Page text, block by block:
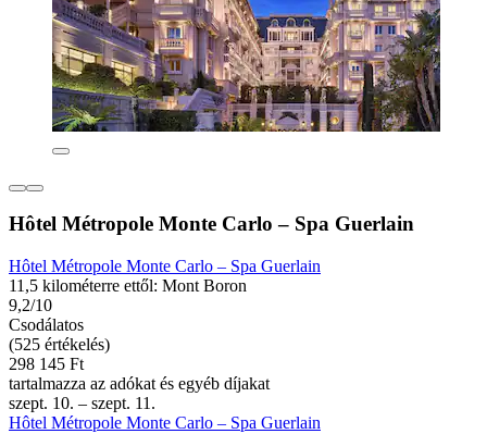
Hôtel Métropole Monte Carlo – Spa Guerlain
Hôtel Métropole Monte Carlo – Spa Guerlain
11,5 kilométerre ettől: Mont Boron
9,2/10
Csodálatos
(525 értékelés)
298 145 Ft
tartalmazza az adókat és egyéb díjakat
szept. 10. – szept. 11.
Hôtel Métropole Monte Carlo – Spa Guerlain